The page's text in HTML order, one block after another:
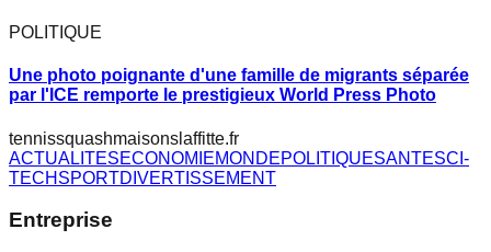
POLITIQUE
Une photo poignante d'une famille de migrants séparée
par l'ICE remporte le prestigieux World Press Photo
tennissquashmaisonslaffitte.fr
ACTUALITESECONOMIEMONDEPOLITIQUESANTESCI-
TECH SPORTDIVERTISSEMENT
Entreprise